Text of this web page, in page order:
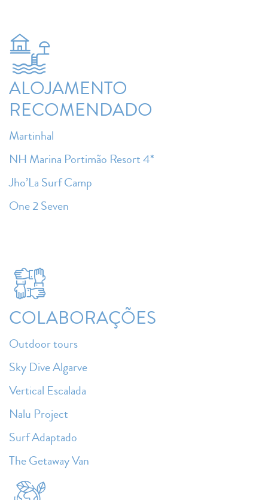
ALOJAMENTO
RECOMENDADO
Martinhal
NH Marina Portimão Resort 4*
Jho’La Surf Camp
One 2 Seven
COLABORAÇÕES
Outdoor tours
Sky Dive Algarve
Vertical Escalada
Nalu Project
Surf Adaptado
The Getaway Van